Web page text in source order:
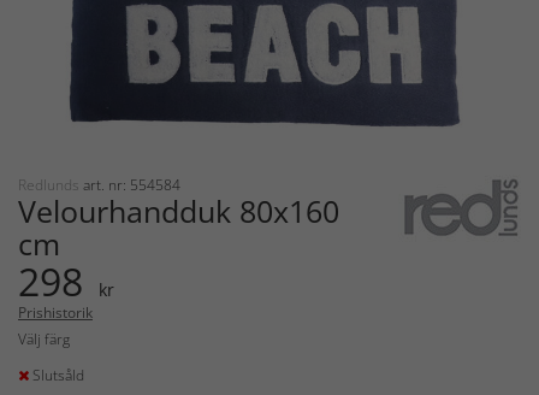
Redlunds art. nr: 554584
Velourhandduk 80x160
cm
298 kr
Prishistorik
Välj färg
Slutsåld